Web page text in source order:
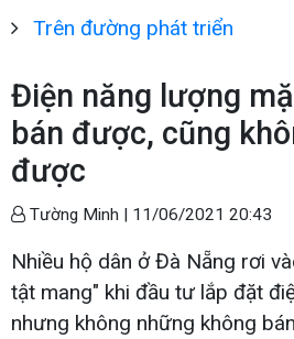
Trên đường phát triển
Điện năng lượng
bán được, cũng
được
Tường Minh | 11/06/2021 20:43
Nhiều hộ dân ở Đà Nẵng rơi
tật mang" khi đầu tư lắp đặt
nhưng không những không